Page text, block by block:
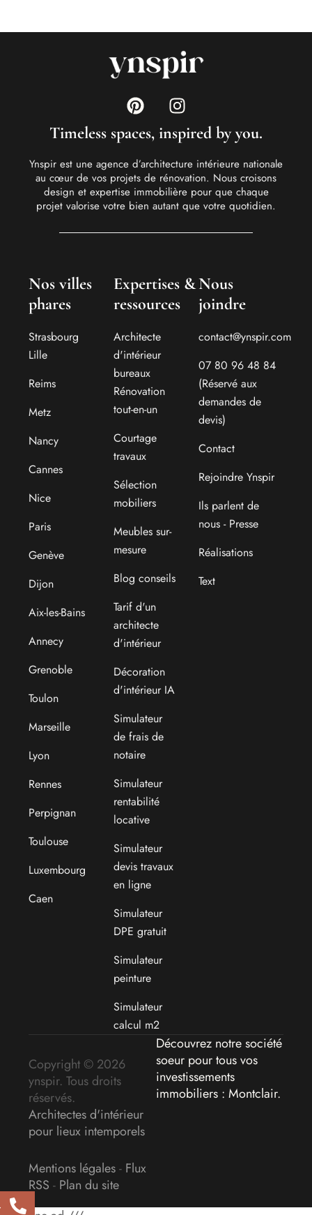
Timeless spaces, inspired by you.
Ynspir est une agence d’architecture intérieure nationale
au cœur de vos projets de rénovation. Nous croisons
design et expertise immobilière pour que chaque
projet valorise votre bien autant que votre quotidien.
Nos villes
phares
Strasbourg
Lille
Reims
Metz
Nancy
Cannes
Nice
Paris
Genève
Dijon
Aix-les-Bains
Annecy
Grenoble
Toulon
Marseille
Lyon
Rennes
Perpignan
Toulouse
Luxembourg
Caen
Expertises &
ressources
Architecte
d'intérieur
bureaux
Rénovation
tout-en-un
Courtage
travaux
Sélection
mobiliers
Meubles sur-
mesure
Blog conseils
Tarif d'un
architecte
d'intérieur
Décoration
d'intérieur IA
Simulateur
de frais de
notaire
Simulateur
rentabilité
locative
Simulateur
devis travaux
en ligne
Simulateur
DPE gratuit
Simulateur
peinture
Simulateur
calcul m2
Nous
joindre
contact@ynspir.com
07 80 96 48 84
(Réservé aux
demandes de
devis)
Contact
Rejoindre Ynspir
Ils parlent de
nous - Presse
Réalisations
Text
Copyright © 2026
ynspir. Tous droits
réservés.
Architectes d'intérieur
pour lieux intemporels
Mentions légales- Flux
RSS - Plan du site
Découvrez notre société
soeur pour tous vos
investissements
immobiliers : Montclair.